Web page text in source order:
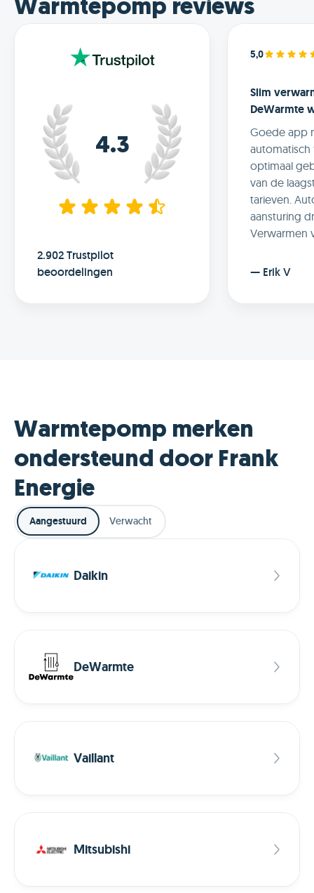
Warmtepomp reviews
4.3
2.902 Trustpilot
beoordelingen
5,0
Slim
DeWarmte
Goede app
optimaal
van de
tarieven.
aansturing
Verwarmen
door de
— Erik V
Warmtepomp merken
ondersteund door Frank
Energie
Aangestuurd Verwacht
Daikin
DeWarmte
Vaillant
Mitsubishi